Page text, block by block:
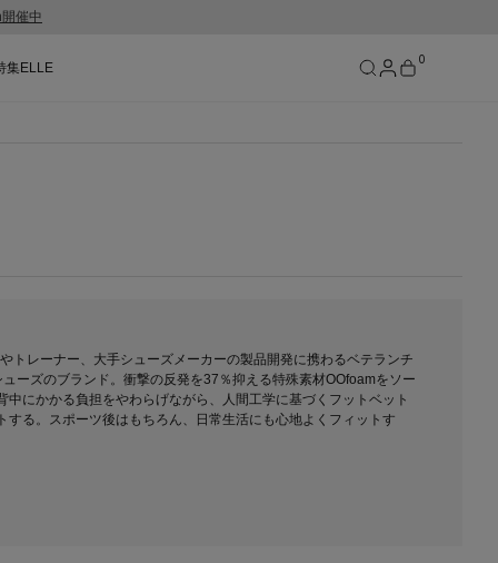
催中
集ELLE
0
トレーナー、大手シューズメーカーの製品開発に携わるベテランチ
ーズのブランド。衝撃の反発を37％抑える特殊素材OOfoamをソー
にかかる負担をやわらげながら、人間工学に基づくフットベット
る。スポーツ後はもちろん、日常生活にも心地よくフィットす